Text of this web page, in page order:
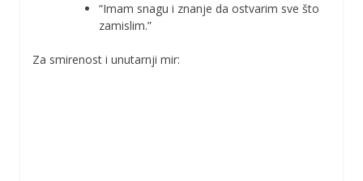
“Imam snagu i znanje da ostvarim sve što
zamislim.”
Za smirenost i unutarnji mir: